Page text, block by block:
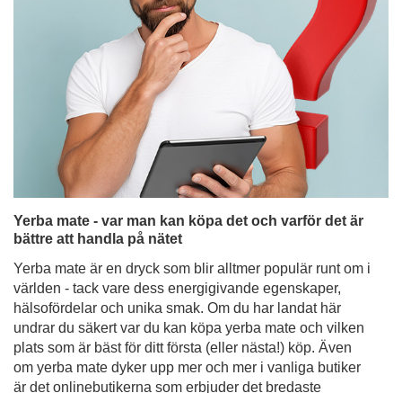
Yerba mate - var man kan köpa det och varför det är
bättre att handla på nätet
Yerba mate är en dryck som blir alltmer populär runt om i
världen - tack vare dess energigivande egenskaper,
hälsofördelar och unika smak. Om du har landat här
undrar du säkert var du kan köpa yerba mate och vilken
plats som är bäst för ditt första (eller nästa!) köp. Även
är det onlinebutikerna som erbjuder det bredaste
utbudet, attraktiva priser och bekvämlighet som är svår
att motstå. Upptäck varför det är det bästa beslutet att
köpa yerba mate online om du letar efter högkvalitativa
produkter, tillbehör för att njuta av dem och set som
passar perfekt som present.